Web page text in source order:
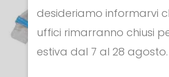
desideriamo informarvi
uffici rimarranno chiusi
estiva dal 7 al 28 agosto.